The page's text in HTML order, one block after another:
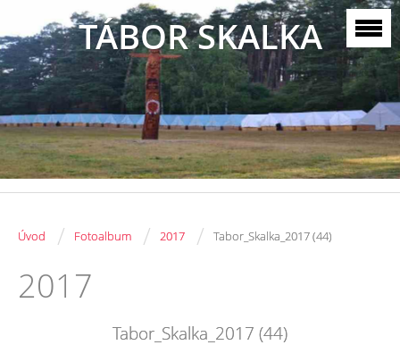
TÁBOR SKALKA
Úvod / Fotoalbum / 2017 / Tabor_Skalka_2017 (44)
2017
Tabor_Skalka_2017 (44)